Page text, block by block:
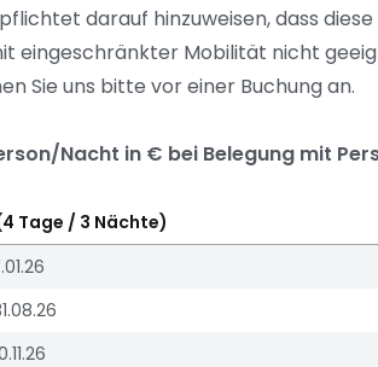
darauf hinzuweisen, dass
eingeschränkter Mobilität nicht
Sie uns bitte vor einer Buchung an.
Nacht in € bei Belegung mit
Tage / 3 Nächte)